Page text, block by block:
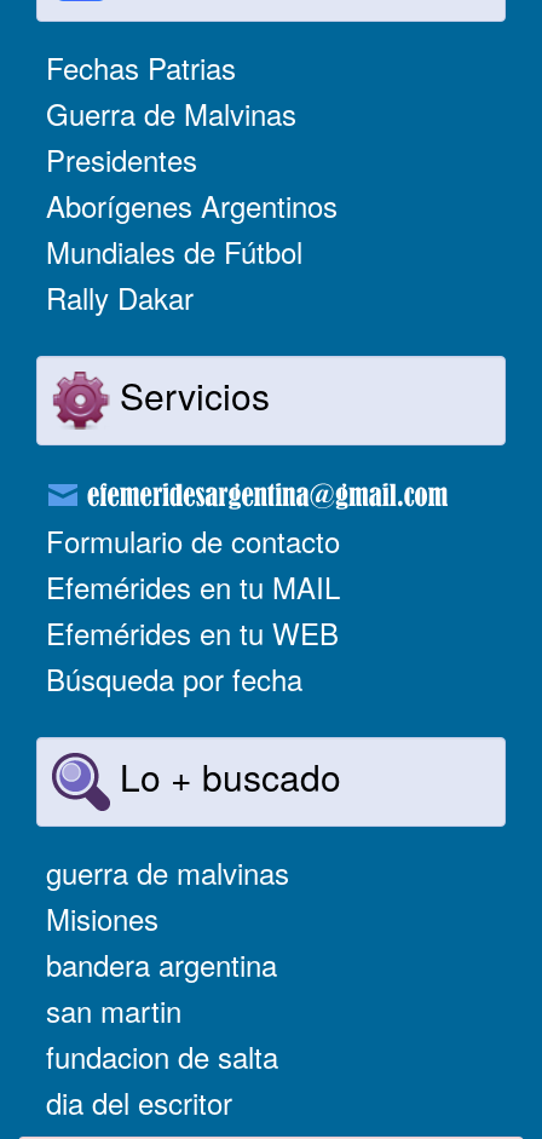
Fechas Patrias
Guerra de Malvinas
Presidentes
Aborígenes Argentinos
Mundiales de Fútbol
Rally Dakar
Servicios
Formulario de contacto
Efemérides en tu MAIL
Efemérides en tu WEB
Búsqueda por fecha
Lo + buscado
guerra de malvinas
Misiones
bandera argentina
san martin
fundacion de salta
dia del escritor